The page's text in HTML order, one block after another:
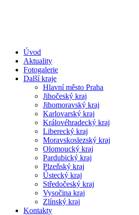
Úvod
Aktuality
Fotogalerie
Další kraje
Hlavní město Praha
Jihočeský kraj
Jihomoravský kraj
Karlovarský kraj
Královéhradecký kraj
Liberecký kraj
Moravskoslezský kraj
Olomoucký kraj
Pardubický kraj
Plzeňský kraj
Ústecký kraj
Středočeský kraj
Vysočina kraj
Zlínský kraj
Kontakty